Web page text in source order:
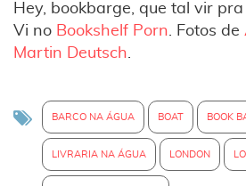
Hey, bookbarge, que tal vir pra
Vi no Bookshelf Porn. Fotos de
Martin Deutsch.
BARCO NA ÁGUA BOAT BOOK
LIVRARIA NA ÁGUA LONDON